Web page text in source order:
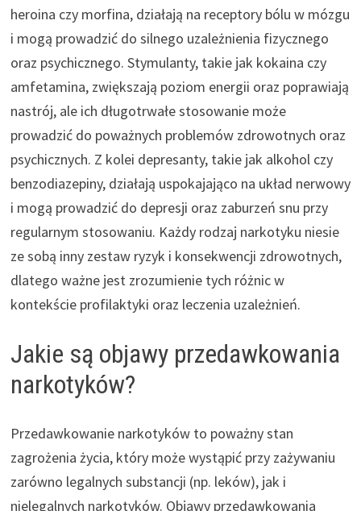
heroina czy morfina, działają na receptory bólu w mózgu
i mogą prowadzić do silnego uzależnienia fizycznego
oraz psychicznego. Stymulanty, takie jak kokaina czy
amfetamina, zwiększają poziom energii oraz poprawiają
nastrój, ale ich długotrwałe stosowanie może
prowadzić do poważnych problemów zdrowotnych oraz
psychicznych. Z kolei depresanty, takie jak alkohol czy
benzodiazepiny, działają uspokajająco na układ nerwowy
i mogą prowadzić do depresji oraz zaburzeń snu przy
regularnym stosowaniu. Każdy rodzaj narkotyku niesie
ze sobą inny zestaw ryzyk i konsekwencji zdrowotnych,
dlatego ważne jest zrozumienie tych różnic w
kontekście profilaktyki oraz leczenia uzależnień.
Jakie są objawy przedawkowania
narkotyków?
Przedawkowanie narkotyków to poważny stan
zagrożenia życia, który może wystąpić przy zażywaniu
zarówno legalnych substancji (np. leków), jak i
nielegalnych narkotyków. Objawy przedawkowania